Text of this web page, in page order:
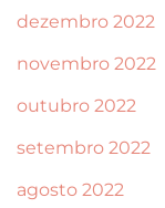
dezembro 2022
novembro 2022
outubro 2022
setembro 2022
agosto 2022